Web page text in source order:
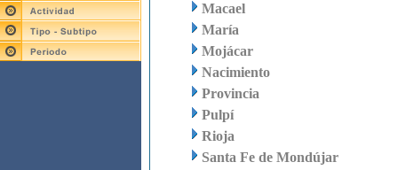
Macael
María
Mojácar
Nacimiento
Provincia
Pulpí
Rioja
Santa Fe de Mondújar